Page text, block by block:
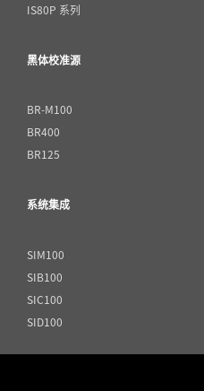
IS80P 系列
黑体校准源
BR-M100
BR400
BR125
系统集成
SIM100
SIB100
SIC100
SID100